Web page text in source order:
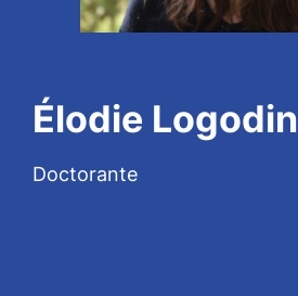
Élodie Logodin
Doctorante